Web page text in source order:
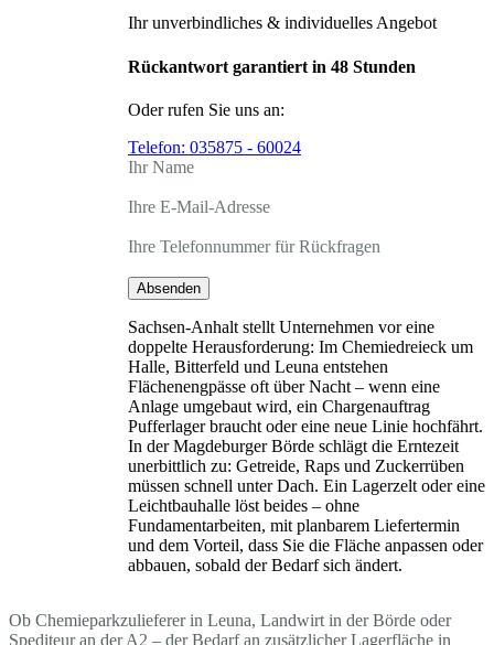
Ihr unverbindliches & individuelles Angebot
Rückantwort garantiert in 48 Stunden
Oder rufen Sie uns an:
Telefon: 035875 - 60024
Ihr Name
Ihre E-Mail-Adresse
Ihre Telefonnummer für Rückfragen
Absenden
Sachsen-Anhalt stellt Unternehmen vor eine
doppelte Herausforderung: Im Chemiedreieck um
Halle, Bitterfeld und Leuna entstehen
Flächenengpässe oft über Nacht – wenn eine
Anlage umgebaut wird, ein Chargenauftrag
Pufferlager braucht oder eine neue Linie hochfährt.
In der Magdeburger Börde schlägt die Erntezeit
unerbittlich zu: Getreide, Raps und Zuckerrüben
müssen schnell unter Dach. Ein Lagerzelt oder eine
Leichtbauhalle löst beides – ohne
Fundamentarbeiten, mit planbarem Liefertermin
und dem Vorteil, dass Sie die Fläche anpassen oder
abbauen, sobald der Bedarf sich ändert.
Ob Chemieparkzulieferer in Leuna, Landwirt in der Börde oder
Spediteur an der A2 – der Bedarf an zusätzlicher Lagerfläche in